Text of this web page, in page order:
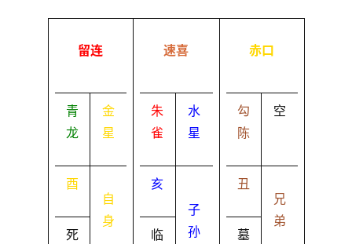
留连
青
龙
金
星
酉
死
自
身
速喜
朱
雀
水
星
亥
临
子
孙
赤口
勾
陈
空
丑
墓
兄
弟